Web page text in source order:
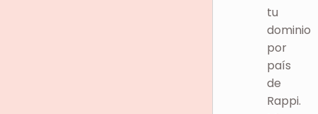
tu
dominio
por
país
de
Rappi.